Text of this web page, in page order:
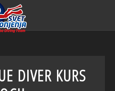
DIVER KURS